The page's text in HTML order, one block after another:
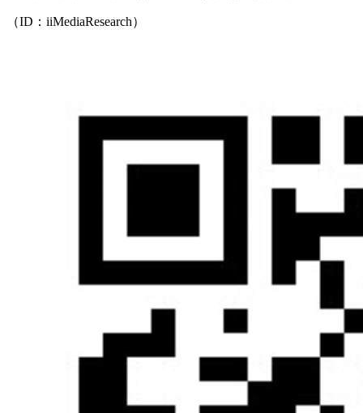
（ID：iiMediaResearch）